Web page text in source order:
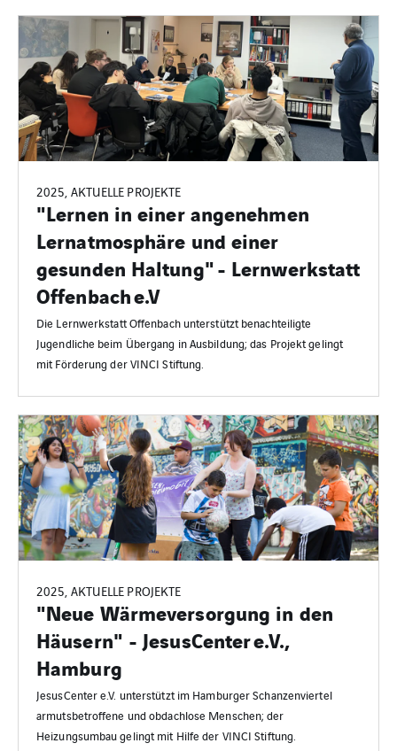
2025, AKTUELLE PROJEKTE
"Lernen in einer angenehmen
Lernatmosphäre und einer
gesunden Haltung" - Lernwerkstatt
Offenbach e.V
Die Lernwerkstatt Offenbach unterstützt benachteiligte
Jugendliche beim Übergang in Ausbildung; das Projekt gelingt
mit Förderung der VINCI Stiftung.
2025, AKTUELLE PROJEKTE
"Neue Wärmeversorgung in den
Häusern" - JesusCenter e.V.,
Hamburg
JesusCenter e.V. unterstützt im Hamburger Schanzenviertel
armutsbetroffene und obdachlose Menschen; der
Heizungsumbau gelingt mit Hilfe der VINCI Stiftung.